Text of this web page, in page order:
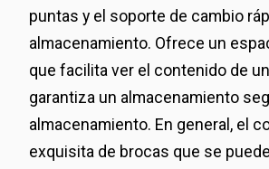
puntas y el soporte de cambio
almacenamiento. Ofrece un
que facilita ver el contenido de
garantiza un almacenamiento
almacenamiento. En general, el
exquisita de brocas que se